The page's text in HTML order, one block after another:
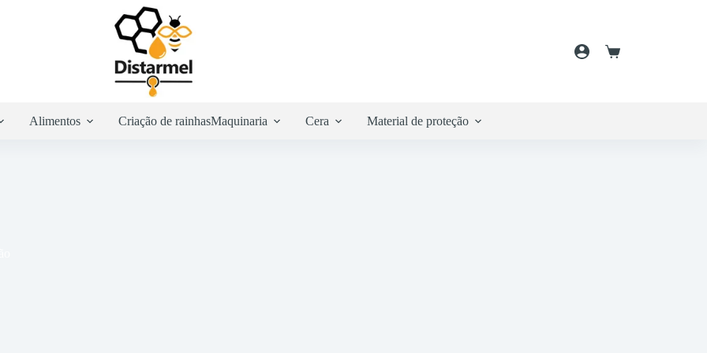
Carrinho
Alimentos Criação de rainhasMaquinaria Cera Material de proteção